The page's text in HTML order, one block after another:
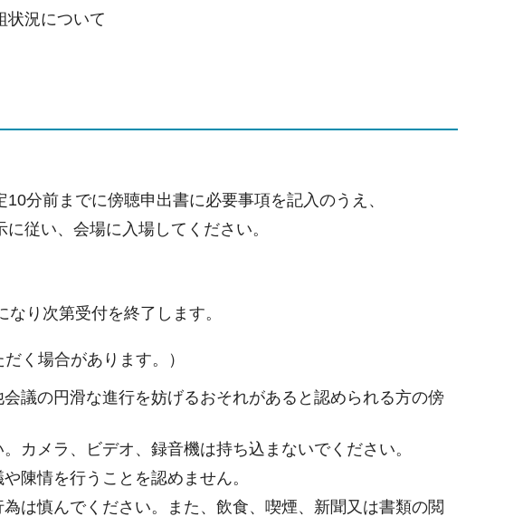
状況について
分前までに傍聴申出書に必要事項を記入のうえ、
従い、会場に入場してください。
り次第受付を終了します。
く場合があります。）
議の円滑な進行を妨げるおそれがあると認められる方の傍
カメラ、ビデオ、録音機は持ち込まないでください。
陳情を行うことを認めません。
は慎んでください。また、飲食、喫煙、新聞又は書類の閲